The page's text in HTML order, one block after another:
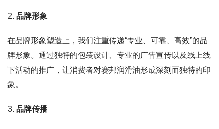
品牌形象
在品牌形象塑造上，我们注重传递“专业、可靠、高效”的品
牌形象。通过独特的包装设计、专业的广告宣传以及线上线
下活动的推广，让消费者对赛邦润滑油形成深刻而独特的印
象。
品牌传播